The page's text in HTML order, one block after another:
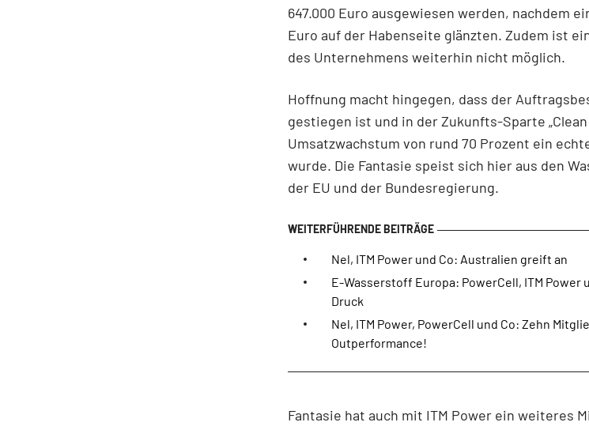
647.000 Euro ausgewiesen werden, nachdem
Euro auf der Habenseite glänzten. Zudem ist
des Unternehmens weiterhin nicht möglich.
Hoffnung macht hingegen, dass der
gestiegen ist und in der Zukunfts-Sparte
Umsatzwachstum von rund 70 Prozent ein
wurde. Die Fantasie speist sich hier aus den
der EU und der Bundesregierung.
Nel, ITM Power und Co: Australien greift an
E-Wasserstoff Europa: PowerCell, ITM Power
Druck
Nel, ITM Power, PowerCell und Co: Zehn
Outperformance!
Fantasie hat auch mit ITM Power ein weiteres